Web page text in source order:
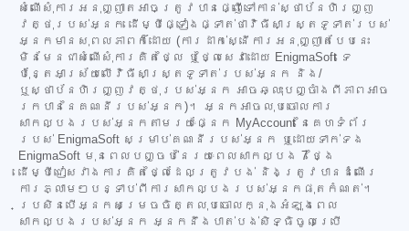
សំណើសុំការអនុញ្ញាតអាចត្រូវបានផ្ញើទៅកាន់ស្ថាប័នហិរញ្ញ
វត្ថុរបស់អ្នក ដើម្បីផ្ទៀងផ្ទាត់ថាវិធីសាស្ត្រទូទាត់របស់
អ្នកមានសុពលភាពក៏ដោយ (ការដាក់ស្នើការអនុញ្ញាតបែបនេះ
មិនមែនជាសំណើសុំការគិតថ្លៃ ឬថ្លៃសេវាដោយ EnigmaSoft ទេ
ប៉ុន្តែអាស្រ័យលើវិធីសាស្ត្រទូទាត់របស់អ្នក និង/
ឬស្ថាប័នហិរញ្ញវត្ថុរបស់អ្នក អាចឆ្លុះបញ្ចាំងពីភាពអាច
រកបាននៃគណនីរបស់អ្នក)។ អ្នកអាចលុបចោលការ
សាកល្បងរបស់អ្នកតាមរយៈផ្នែក MyAccount នៃគេហទំព័រ
របស់ EnigmaSoft សម្រាប់គណនីរបស់អ្នក ឬដោយទាក់ទង
EnigmaSoft មុនពេលបញ្ចប់នៃរយៈពេលសាកល្បង 7 ថ្ងៃ
ដើម្បីជៀសវាងការគិតថ្លៃដែលត្រូវបង់ និងត្រូវបានដំណើរ
ការភ្លាមៗបន្ទាប់ពីការសាកល្បងរបស់អ្នកផុតកំណត់។
ប្រសិនបើអ្នកសម្រេចចិត្តលុបចោលក្នុងអំឡុងពេល
សាកល្បងរបស់អ្នក អ្នកនឹងបាត់បង់សិទ្ធិចូលប្រើ